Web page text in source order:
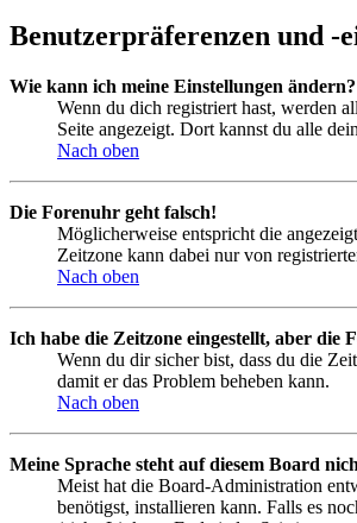
Benutzerpräferenzen und -
Wie kann ich meine Einstellungen ändern?
Wenn du dich registriert hast, werden
Seite angezeigt. Dort kannst du alle
Nach oben
Die Forenuhr geht falsch!
Möglicherweise entspricht die
Zeitzone kann dabei nur von
Nach oben
Ich habe die Zeitzone eingestellt, aber die
Wenn du dir sicher bist, dass du die
damit er das Problem beheben kann.
Nach oben
Meine Sprache steht auf diesem Board
Meist hat die Board-Administration
benötigst, installieren kann. Falls es